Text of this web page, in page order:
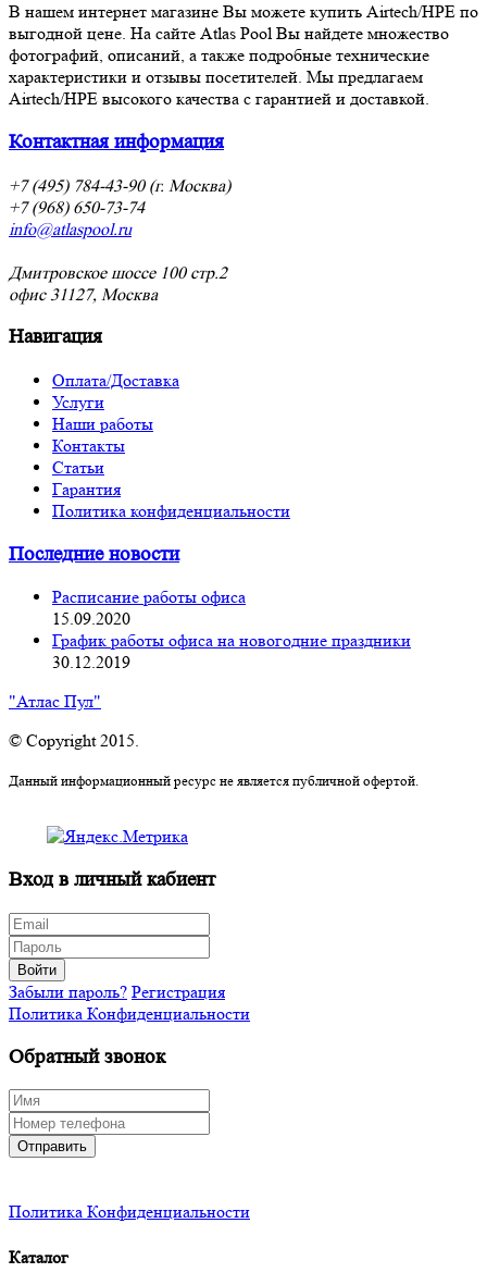
В нашем интернет магазине Вы можете купить Airtech/HPE по
выгодной цене. На сайте Atlas Pool Вы найдете множество
фотографий, описаний, а также подробные технические
характеристики и отзывы посетителей. Мы предлагаем
Airtech/HPE высокого качества с гарантией и доставкой.
Контактная информация
+7 (495) 784-43-90 (г. Москва)
+7 (968) 650-73-74
info@atlaspool.ru
Дмитровское шоссе 100 стр.2
офис 31127, Москва
Навигация
Оплата/Доставка
Услуги
Наши работы
Контакты
Статьи
Гарантия
Политика конфиденциальности
Последние новости
Расписание работы офиса
15.09.2020
График работы офиса на новогодние праздники
30.12.2019
"Атлас Пул"
© Copyright 2015.
Данный информационный ресурс не является публичной офертой.
Вход в личный кабиент
Войти
Забыли пароль? Регистрация
Политика Конфиденциальности
Обратный звонок
Отправить
Политика Конфиденциальности
Каталог